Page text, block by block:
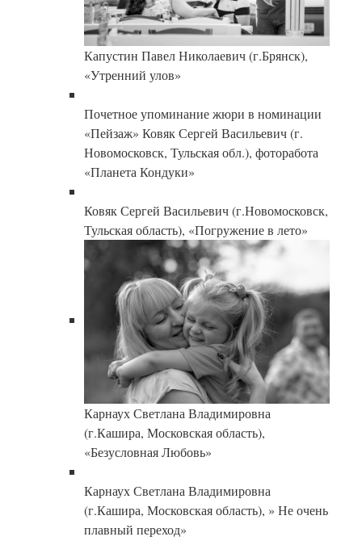
Капустин Павел Николаевич (г.Брянск),
«Утренний улов»
Почетное упоминание жюри в номинации
«Пейзаж» Ковяк Сергей Васильевич (г.
Новомосковск, Тульская обл.), фоторабота
«Планета Кондуки»
Ковяк Сергей Васильевич (г.Новомосковск,
Тульская область), «Погружение в лето»
Карнаух Светлана Владимировна
(г.Кашира, Московская область),
«Безусловная Любовь»
Карнаух Светлана Владимировна
(г.Кашира, Московская область), » Не очень
плавный переход»